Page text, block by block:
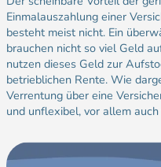
Einmalauszahlung einer
besteht meist nicht. Ein
brauchen nicht so viel Geld
nutzen dieses Geld zur
betrieblichen Rente. Wie
Verrentung über eine
und unflexibel, vor allem